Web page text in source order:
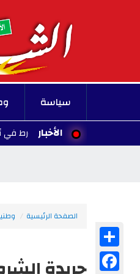
سياسة
الأخبار
خطير تورط في أكثر من 20 عملية سطو وسرقة
الصفحة الرئيسية
Facebook